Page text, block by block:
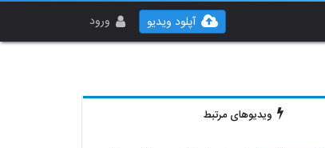
ورود آپلود ویدیو
ویدیوهای مرتبط